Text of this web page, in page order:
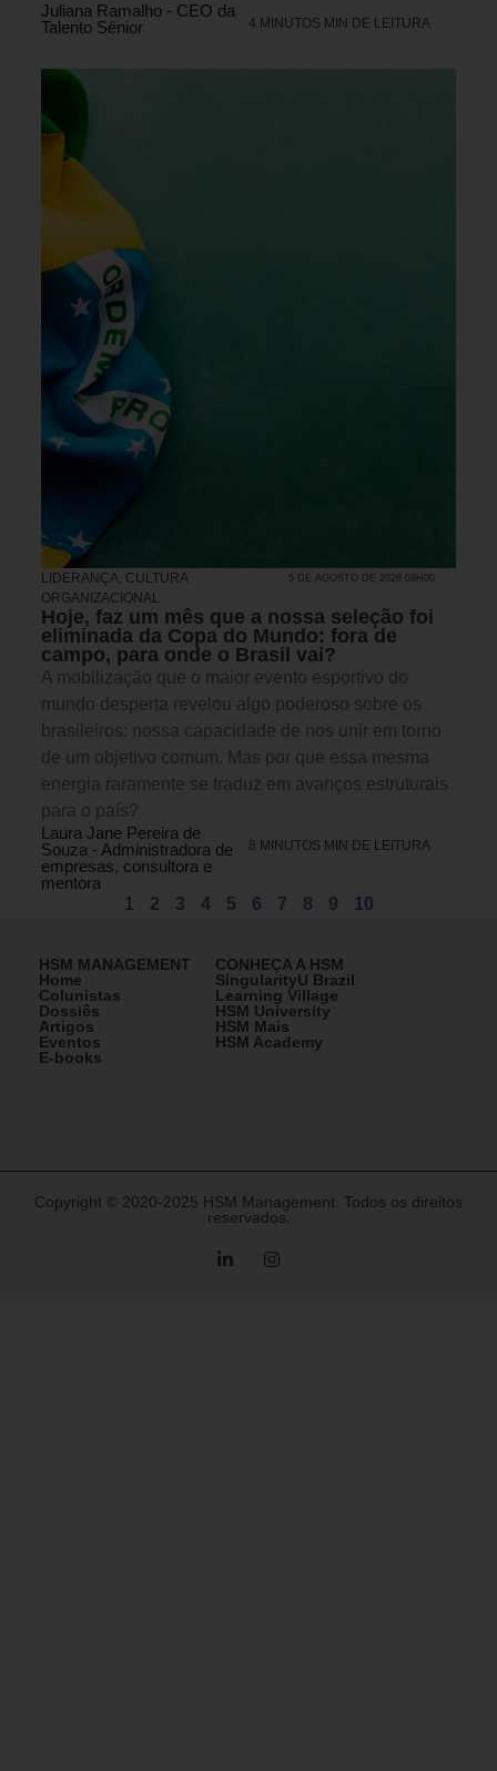
Juliana Ramalho - CEO da
Talento Sênior
4 MINUTOS MIN DE LEITURA
LIDERANÇA, CULTURA
ORGANIZACIONAL
5 DE AGOSTO DE 2026 08H00
Hoje, faz um mês que a nossa seleção foi
eliminada da Copa do Mundo: fora de
campo, para onde o Brasil vai?
A mobilização que o maior evento esportivo do
mundo desperta revelou algo poderoso sobre os
brasileiros: nossa capacidade de nos unir em torno
de um objetivo comum. Mas por que essa mesma
energia raramente se traduz em avanços estruturais
para o país?
Laura Jane Pereira de
Souza - Administradora de
empresas, consultora e
mentora
8 MINUTOS MIN DE LEITURA
1 2 3 4 5 6 7 8 9 10
HSM MANAGEMENT
Home
Colunistas
Dossiês
Artigos
Eventos
E-books
CONHEÇA A HSM
SingularityU Brazil
Learning Village
HSM University
HSM Mais
HSM Academy
Copyright © 2020-2025 HSM Management. Todos os direitos
reservados.